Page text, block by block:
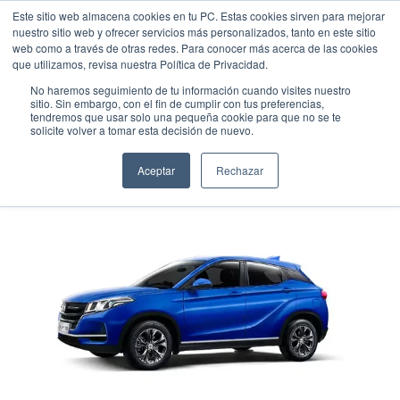
Este sitio web almacena cookies en tu PC. Estas cookies sirven para mejorar
nuestro sitio web y ofrecer servicios más personalizados, tanto en este sitio
web como a través de otras redes. Para conocer más acerca de las cookies
que utilizamos, revisa nuestra Política de Privacidad.
No haremos seguimiento de tu información cuando visites nuestro
sitio. Sin embargo, con el fin de cumplir con tus preferencias,
tendremos que usar solo una pequeña cookie para que no se te
solicite volver a tomar esta decisión de nuevo.
Aceptar Rechazar
DFSK GLORY 500 M6
Gasolina